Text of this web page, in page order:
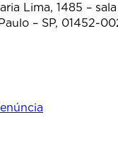
Lima, 1485 –
– SP, 01452-